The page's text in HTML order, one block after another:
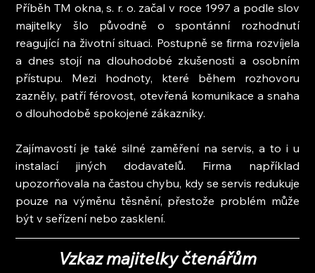
Příběh TM okna, s. r. o. začal v roce 1997 a podle slov
majitelky šlo původně o spontánní rozhodnutí
reagující na životní situaci. Postupně se firma rozvíjela
a dnes stojí na dlouhodobé zkušenosti a osobním
přístupu. Mezi hodnoty, které během rozhovoru
zazněly, patří férovost, otevřená komunikace a snaha
o dlouhodobě spokojené zákazníky.
Zajímavostí je také silné zaměření na servis, a to i u
instalací jiných dodavatelů. Firma například
upozorňovala na častou chybu, kdy se servis redukuje
pouze na výměnu těsnění, přestože problém může
být v seřízení nebo zasklení.
Vzkaz majitelky čtenářům